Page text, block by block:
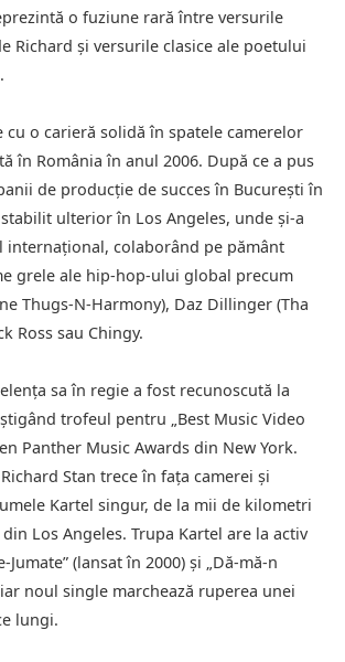
o fuziune rară între versurile
Richard și versurile clasice ale poetului
cu o carieră solidă în spatele camerelor
în România în anul 2006. După ce a pus
de producție de succes în București în
ulterior în Los Angeles, unde și-a
colaborând pe pământ
grele ale hip-hop-ului global precum
Thugs-N-Harmony), Daz Dillinger (Tha
Ross sau Chingy.
sa în regie a fost recunoscută la
trofeul pentru „Best Music Video
Panther Music Awards din New York.
Stan trece în fața camerei și
Kartel singur, de la mii de kilometri
Los Angeles. Trupa Kartel are la activ
Jumate” (lansat în 2000) și „Dă-mă-n
iar noul single marchează ruperea unei
lungi.